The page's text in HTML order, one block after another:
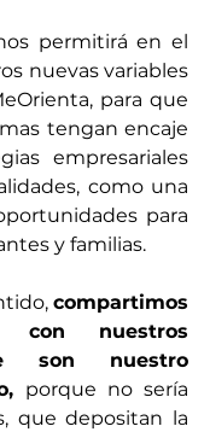
permitirá en el
nuevas variables
para que
tengan encaje
empresariales
como una
para
y familias.
compartimos
con nuestros
son nuestro
porque no sería
que depositan la